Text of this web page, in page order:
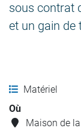
sous contrat
et un gain de
Matériel
Où
Maison de